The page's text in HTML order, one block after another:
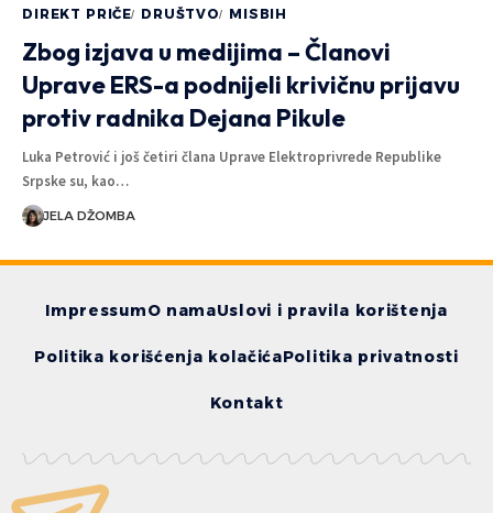
DIREKT PRIČE DRUŠTVO MISBIH
Zbog izjava u medijima – Članovi
Uprave ERS-a podnijeli krivičnu prijavu
protiv radnika Dejana Pikule
Luka Petrović i još četiri člana Uprave Elektroprivrede Republike
Srpske su, kao…
JELA DŽOMBA
ImpressumO namaUslovi i pravila korištenja
Politika korišćenja kolačićaPolitika privatnosti
Kontakt